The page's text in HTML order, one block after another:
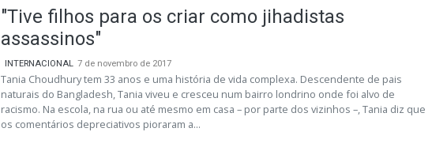
"Tive filhos para os criar como jihadistas
assassinos"
INTERNACIONAL 7 de novembro de 2017
Tania Choudhury tem 33 anos e uma história de vida complexa. Descendente de pais
naturais do Bangladesh, Tania viveu e cresceu num bairro londrino onde foi alvo de
racismo. Na escola, na rua ou até mesmo em casa – por parte dos vizinhos –, Tania diz que
os comentários depreciativos pioraram a...